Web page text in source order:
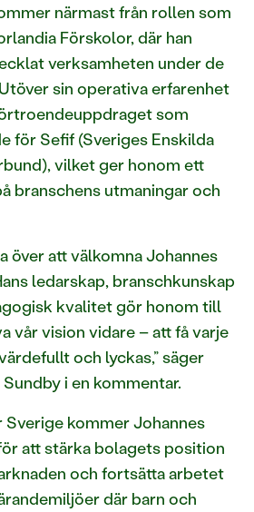
närmast från rollen som
Förskolor, där han
verksamheten under de
sin operativa erfarenhet
som
för Sefif (Sveriges Enskilda
vilket ger honom ett
branschens utmaningar och
över att välkomna Johannes
ledarskap, branschkunskap
kvalitet gör honom till
vår vision vidare – att få varje
och lyckas,” säger
i en kommentar.
kommer Johannes
att stärka bolagets position
och fortsätta arbetet
där barn och